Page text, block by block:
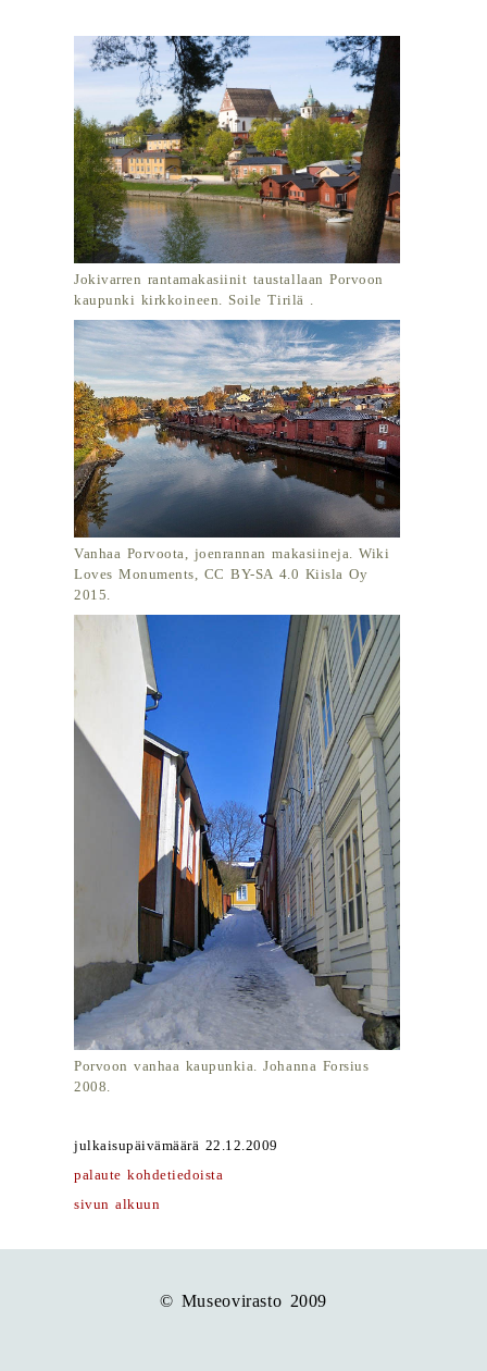
Jokivarren rantamakasiinit taustallaan Porvoon
kaupunki kirkkoineen. Soile Tirilä .
Vanhaa Porvoota, joenrannan makasiineja. Wiki
Loves Monuments, CC BY-SA 4.0 Kiisla Oy
2015.
Porvoon vanhaa kaupunkia. Johanna Forsius
2008.
julkaisupäivämäärä 22.12.2009
palaute kohdetiedoista
sivun alkuun
© Museovirasto 2009